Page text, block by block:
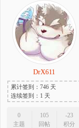
DrX611
累计签到：746 天
连续签到：1 天
0
主题
105
回帖
-23
积分